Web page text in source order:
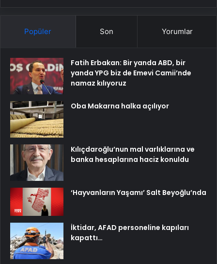
Popüler Son Yorumlar
Fatih Erbakan: Bir yanda ABD, bir
yanda YPG biz de Emevi Camii’nde
namaz kılıyoruz
Oba Makarna halka açılıyor
Kılıçdaroğlu’nun mal varlıklarına ve
banka hesaplarına haciz konuldu
‘Hayvanların Yaşamı’ Salt Beyoğlu’nda
İktidar, AFAD personeline kapıları
kapattı…